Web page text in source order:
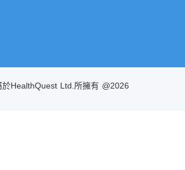
於HealthQuest Ltd.所擁有 @2026